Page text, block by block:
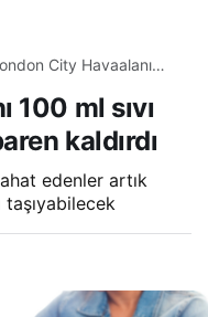
City Havaalanı
itibaren kaldırdı
100 ml sıvı
kaldırdı
edenler artık
taşıyabilecek